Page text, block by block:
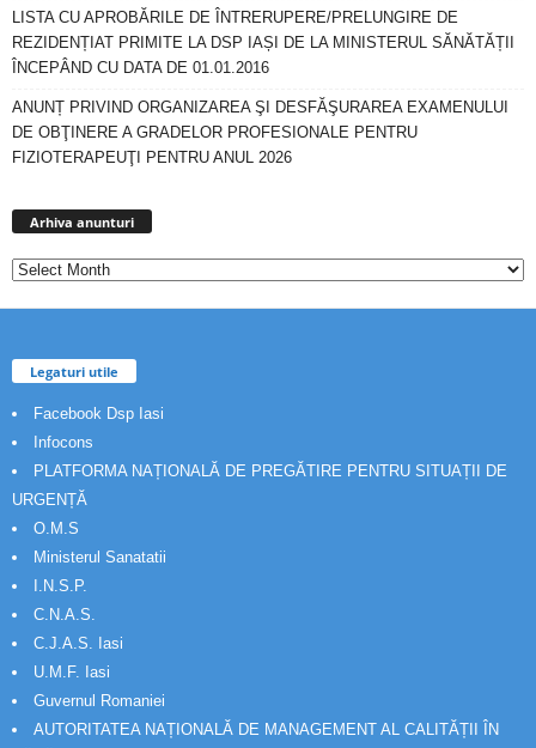
LISTA CU APROBĂRILE DE ÎNTRERUPERE/PRELUNGIRE DE
REZIDENȚIAT PRIMITE LA DSP IAȘI DE LA MINISTERUL SĂNĂTĂȚII
ÎNCEPÂND CU DATA DE 01.01.2016
ANUNȚ PRIVIND ORGANIZAREA ŞI DESFĂŞURAREA EXAMENULUI
DE OBŢINERE A GRADELOR PROFESIONALE PENTRU
FIZIOTERAPEUŢI PENTRU ANUL 2026
Arhiva anunturi
Legaturi utile
Facebook Dsp Iasi
Infocons
PLATFORMA NAȚIONALĂ DE PREGĂTIRE PENTRU SITUAȚII DE
URGENȚĂ
O.M.S
Ministerul Sanatatii
I.N.S.P.
C.N.A.S.
C.J.A.S. Iasi
U.M.F. Iasi
Guvernul Romaniei
AUTORITATEA NAȚIONALĂ DE MANAGEMENT AL CALITĂȚII ÎN